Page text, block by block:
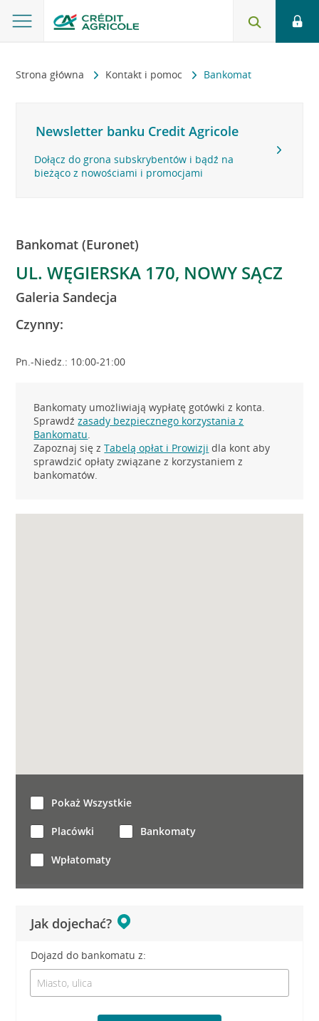
Strona główna Kontakt i pomoc Bankomat
Newsletter banku Credit Agricole
Dołącz do grona subskrybentów i bądź na
bieżąco z nowościami i promocjami
Bankomat (Euronet)
UL. WĘGIERSKA 170, NOWY SĄCZ
Galeria Sandecja
Czynny:
Pn.-Niedz.: 10:00-21:00
Bankomaty umożliwiają wypłatę gotówki z konta.
Sprawdźzasady bezpiecznego korzystania z
Bankomatu.
Zapoznaj się zTabelą opłat i Prowizji dla kont aby
sprawdzić opłaty związane z korzystaniem z
bankomatów.
Jak dojechać?
Dojazd do bankomatu z:
Pokaż Wszystkie
Placówki Bankomaty
Wpłatomaty